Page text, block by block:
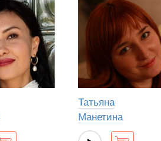
Татьяна
Манетина